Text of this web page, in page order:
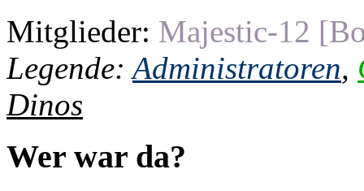
Mitglieder: Majestic-12
Legende: Administratoren,
Dinos
Wer war da?